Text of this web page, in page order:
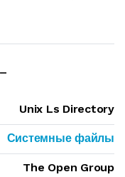
Unix Ls Directory
Системные файлы
The Open Group